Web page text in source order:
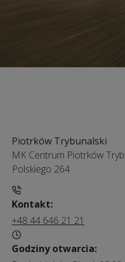
Piotrków Trybunalski
MK Centrum Piotrków
Polskiego 264
Kontakt:
+48 44 646 21 21
Godziny otwarcia: